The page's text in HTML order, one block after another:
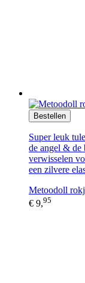
Bestellen
Super leuk
de angel & de
verwisselen
een zilvere
Metoodoll
€ 9,95